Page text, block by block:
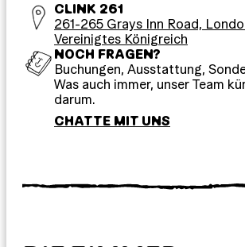
CLINK 261
261-265 Grays Inn Road,
Vereinigtes Königreich
NOCH FRAGEN?
Buchungen, Ausstattung,
Was auch immer, unser Team
darum.
CHATTE MIT UNS